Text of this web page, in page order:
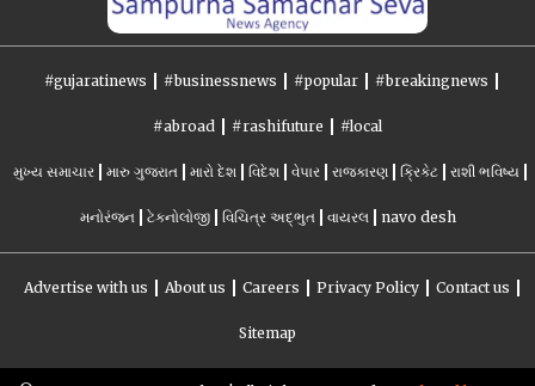
#gujaratinews #businessnews #popular #breakingnews
#abroad #rashifuture #local
મુખ્ય સમાચાર મારુ ગુજરાત મારો દેશ વિદેશ વેપાર રાજકારણ ક્રિકેટ રાશી ભવિષ્ય
મનોરંજન ટેકનોલોજી વિચિત્ર અદ્ભુત વાયરલ navo desh
Advertise with us About us Careers Privacy Policy Contact us
Sitemap